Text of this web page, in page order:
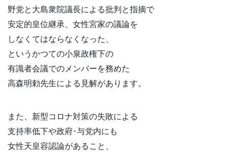
野党と大島衆院議長による批判と指摘で
安定的皇位継承、女性宮家の議論を
しなくてはならなくなった、
というかつての小泉政権下の
有識者会議でのメンバーを務めた
高森明勅先生による見解があります。
また、新型コロナ対策の失敗による
支持率低下や政府･与党内にも
女性天皇容認論があること、